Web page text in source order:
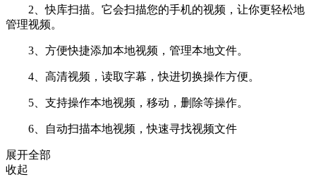
2、快库扫描。它会扫描您的手机的视频，让你更轻松地
管理视频。
3、方便快捷添加本地视频，管理本地文件。
4、高清视频，读取字幕，快进切换操作方便。
5、支持操作本地视频，移动，删除等操作。
6、自动扫描本地视频，快速寻找视频文件
展开全部
收起